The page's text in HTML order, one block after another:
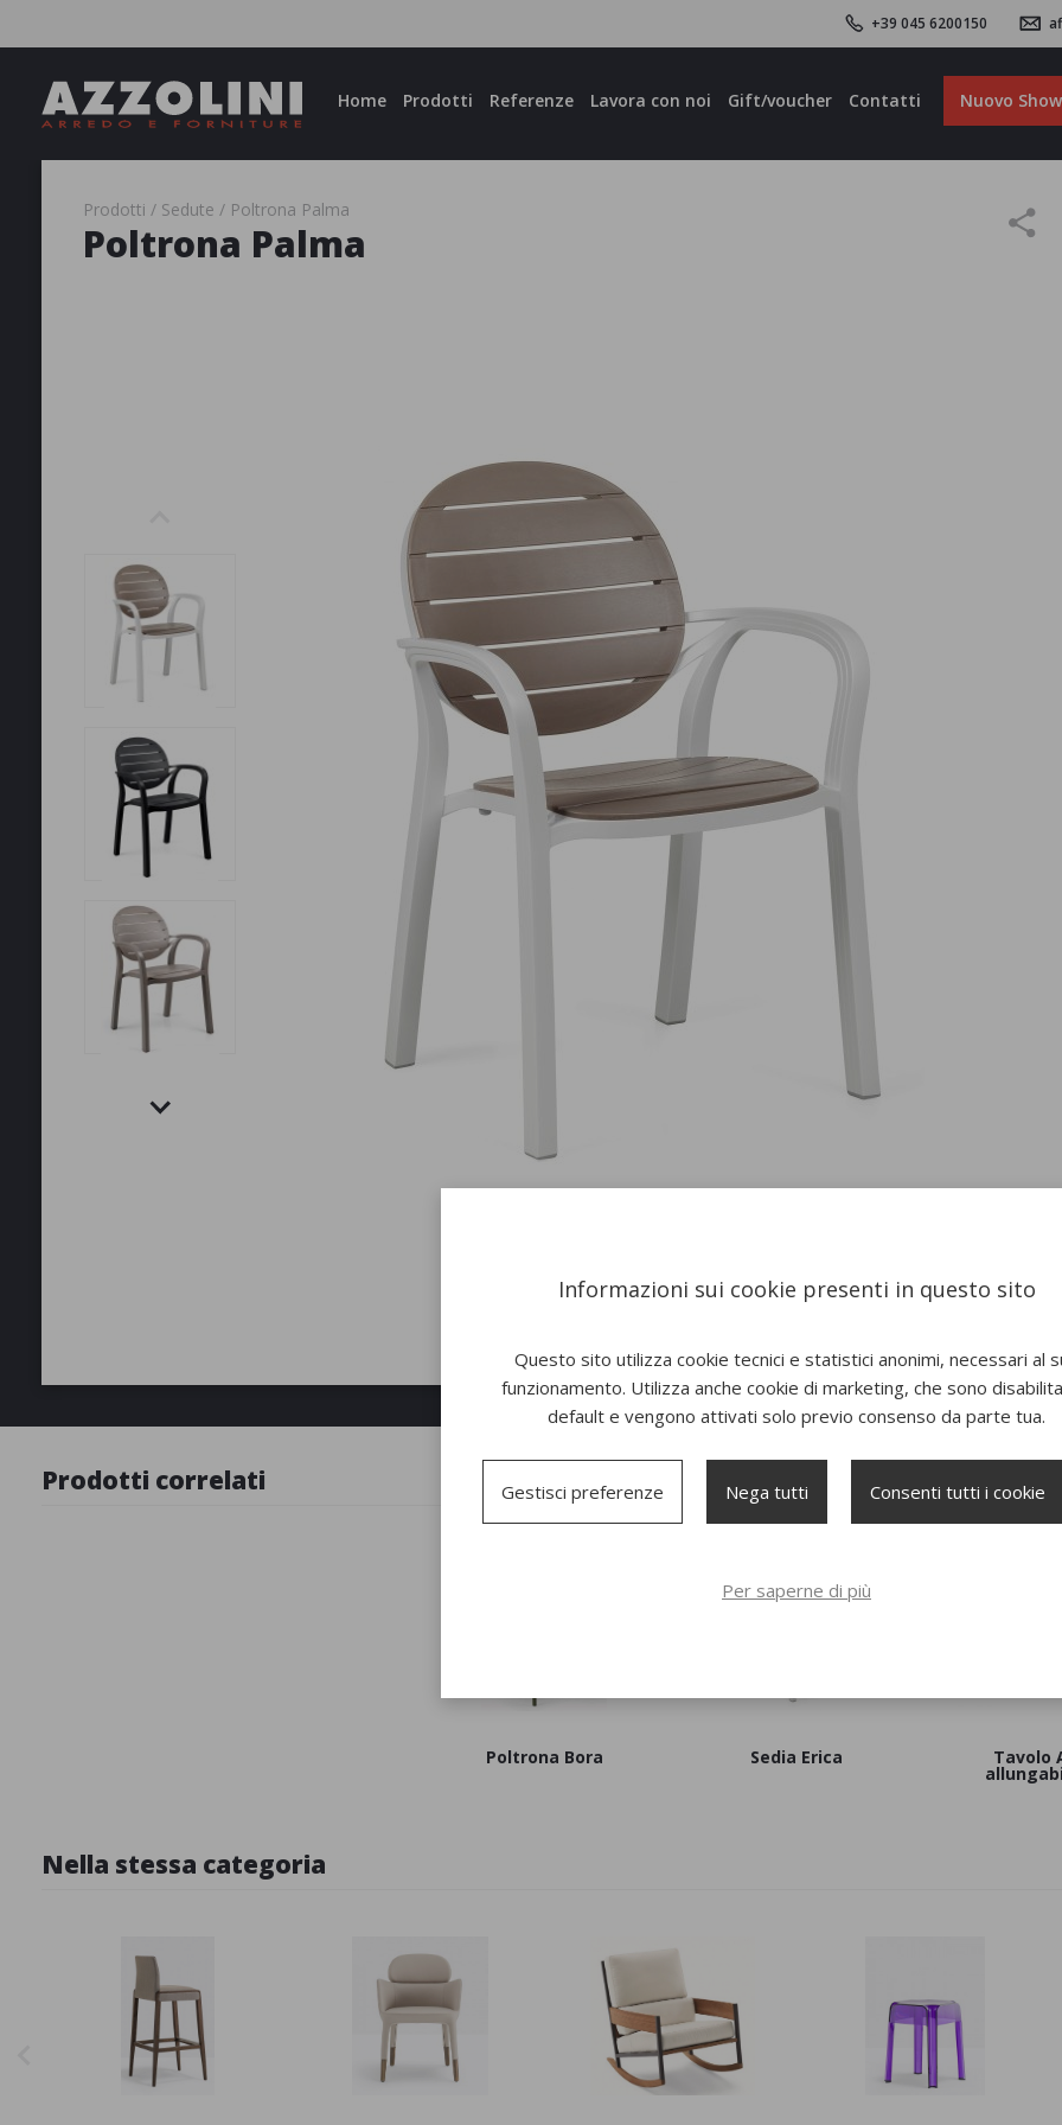
+39 045 6200150
Home Prodotti Referenze Lavora con noi Gift/voucher Contatti Nuovo
Prodotti Sedute Poltrona Palma
Poltrona Palma
Prodotti correlati
Poltrona Bora Sedia Erica Tavolo
Nella stessa categoria
Informazioni sui cookie presenti in questo sito
Questo sito utilizza cookie tecnici e statistici anonimi, necessari al
funzionamento. Utilizza anche cookie di marketing, che sono
default e vengono attivati solo previo consenso da parte tua.
Gestisci preferenze Nega tutti Consenti tutti i cookie
Per saperne di più